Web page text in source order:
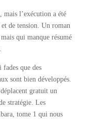
mais l’exécution a été
et de tension. Un roman
qui manque résumé
fades que des
sont bien développés.
gratuit un
stratégie. Les
tome 1 qui nous